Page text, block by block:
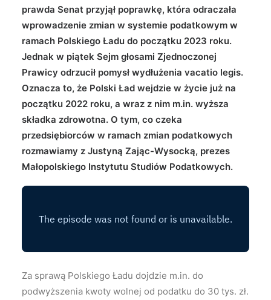
prawda Senat przyjął poprawkę, która odraczała
wprowadzenie zmian w systemie podatkowym w
ramach Polskiego Ładu do początku 2023 roku.
Jednak w piątek Sejm głosami Zjednoczonej
Prawicy odrzucił pomysł wydłużenia vacatio legis.
Oznacza to, że Polski Ład wejdzie w życie już na
początku 2022 roku, a wraz z nim m.in. wyższa
składka zdrowotna. O tym, co czeka
przedsiębiorców w ramach zmian podatkowych
rozmawiamy z Justyną Zając-Wysocką, prezes
Małopolskiego Instytutu Studiów Podatkowych.
Za sprawą Polskiego Ładu dojdzie m.in. do
podwyższenia kwoty wolnej od podatku do 30 tys. zł.